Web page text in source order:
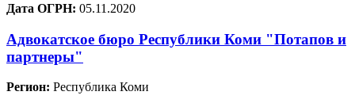
Дата ОГРН: 05.11.2020
Адвокатское бюро Республики Коми "Потапов и
партнеры"
Регион: Республика Коми